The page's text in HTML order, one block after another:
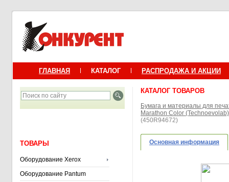
ГЛАВНАЯ КАТАЛОГ РАСПРОДАЖА И АКЦИИ
ТОВАРЫ
Оборудование Xerox
Оборудование Pantum
КАТАЛОГ ТОВАРОВ
Бумага и материалы для
Marathon Color (Technoevolab)
(450R94672)
Основная информация